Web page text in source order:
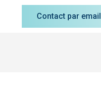
Contact par email